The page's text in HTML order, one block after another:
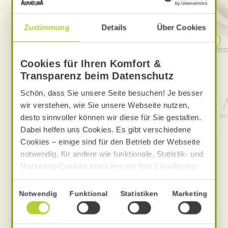
Zustimmung Details Über Cookies
Cookies für Ihren Komfort &
Transparenz beim Datenschutz
Schön, dass Sie unsere Seite besuchen! Je besser
wir verstehen, wie Sie unsere Webseite nutzen,
desto sinnvoller können wir diese für Sie gestalten.
Dabei helfen uns Cookies. Es gibt verschiedene
Cookies – einige sind für den Betrieb der Webseite
notwendig, für andere wie funktionale, Statistik- und
Marketing-Cookies brauchen wir Ihre Einwilligung.
Das optimale Nutzererlebnis erhalten Sie, wenn Sie
„Alle Cookies erlauben“ anklicken. Ihre Einwilligung
umfasst in diesem Fall auch den Einsatz von
Dienstleistern in Drittländern, die kein mit der EU
Einwilligungsauswahl
Notwendig Funktional Statistiken Marketing
Aufwand
0 Std. 15 Min.
Gesamtzeit
Produkte zum Rezept